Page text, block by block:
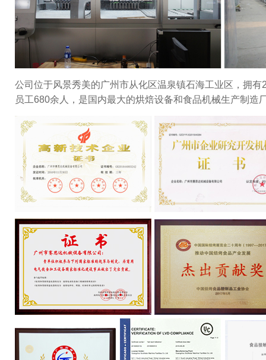
公司位于风景秀美的广州市从化区温泉镇石海工业区，拥
员工680余人，是国内最大的烘焙设备和食品机械生产制造